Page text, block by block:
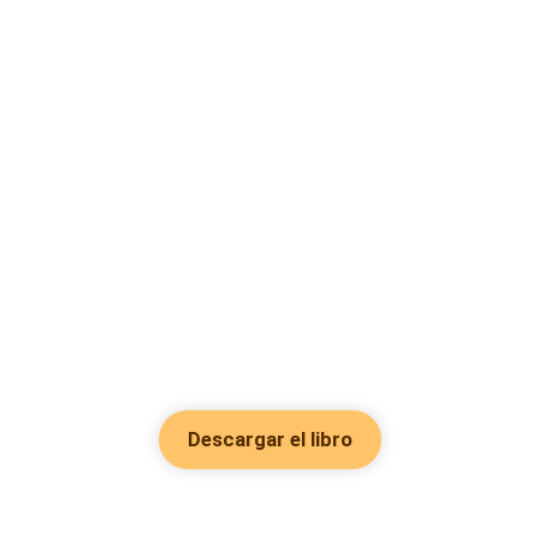
Descargar el libro